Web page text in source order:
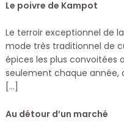
Le poivre de Kampot
Le terroir exceptionnel de
mode très traditionnel de
épices les plus convoitées
seulement chaque année,
[…]
Au détour d’un marché